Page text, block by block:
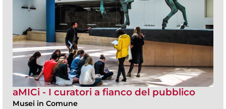
aMICi - I curatori a fianco del pubblico
Musei in Comune